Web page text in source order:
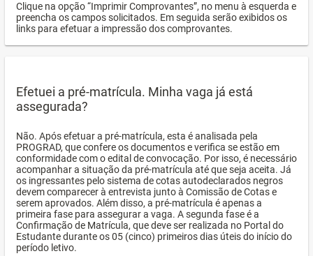
Clique na opção “Imprimir Comprovantes”, no menu à esquerda e
preencha os campos solicitados. Em seguida serão exibidos os
links para efetuar a impressão dos comprovantes.
Efetuei a pré-matrícula. Minha vaga já está
assegurada?
Não. Após efetuar a pré-matrícula, esta é analisada pela
PROGRAD, que confere os documentos e verifica se estão em
conformidade com o edital de convocação. Por isso, é necessário
acompanhar a situação da pré-matrícula até que seja aceita. Já
os ingressantes pelo sistema de cotas autodeclarados negros
devem comparecer à entrevista junto à Comissão de Cotas e
serem aprovados. Além disso, a pré-matrícula é apenas a
primeira fase para assegurar a vaga. A segunda fase é a
Confirmação de Matrícula, que deve ser realizada no Portal do
Estudante durante os 05 (cinco) primeiros dias úteis do início do
período letivo.